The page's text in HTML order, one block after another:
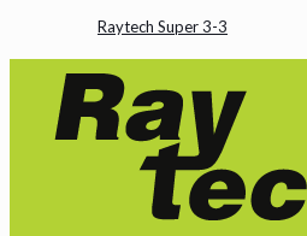
Raytech Super 3-3